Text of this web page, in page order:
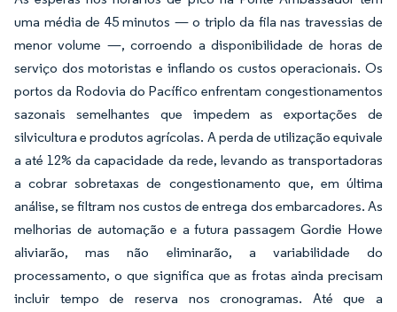
uma média de 45 minutos — o triplo da fila nas travessias de
menor volume —, corroendo a disponibilidade de horas de
serviço dos motoristas e inflando os custos operacionais. Os
portos da Rodovia do Pacífico enfrentam congestionamentos
sazonais semelhantes que impedem as exportações de
silvicultura e produtos agrícolas. A perda de utilização equivale
a até 12% da capacidade da rede, levando as transportadoras
a cobrar sobretaxas de congestionamento que, em última
análise, se filtram nos custos de entrega dos embarcadores. As
melhorias de automação e a futura passagem Gordie Howe
aliviarão, mas não eliminarão, a variabilidade do
processamento, o que significa que as frotas ainda precisam
incluir tempo de reserva nos cronogramas. Até que a